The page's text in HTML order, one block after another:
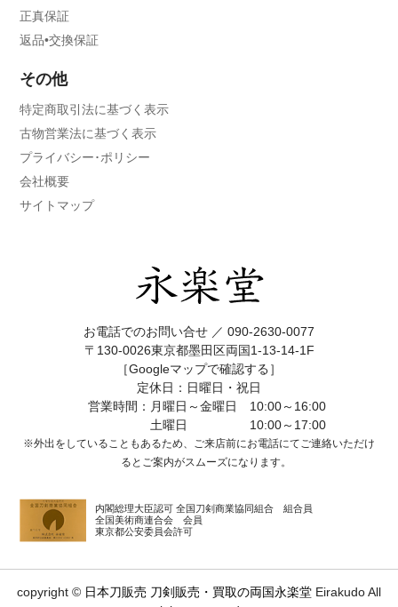
正真保証
返品•交換保証
その他
特定商取引法に基づく表示
古物営業法に基づく表示
プライバシー･ポリシー
会社概要
サイトマップ
お電話でのお問い合せ ／ 090-2630-0077
〒130-0026東京都墨田区両国1-13-14-1F
［Googleマップで確認する］
定休日：日曜日・祝日
営業時間：月曜日～金曜日 10:00～16:00
土曜日 10:00～17:00
※外出をしていることもあるため、ご来店前にお電話にてご連絡いただけ
ると ご案内がスムーズになります。
内閣総理大臣認可 全国刀剣商業協同組合 組合員
全国美術商連合会 会員
東京都公安委員会許可
copyright © 日本刀販売 刀剣販売・買取の両国永楽堂 Eirakudo All